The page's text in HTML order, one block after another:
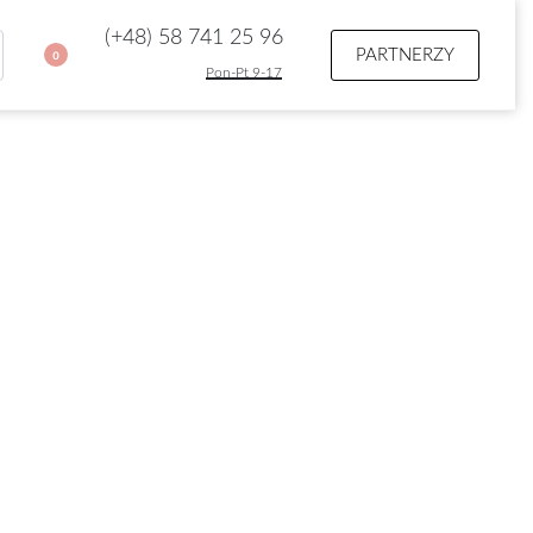
0
(+48) 58 741 25 96
Pon-Pt 9-17
PARTNERZY